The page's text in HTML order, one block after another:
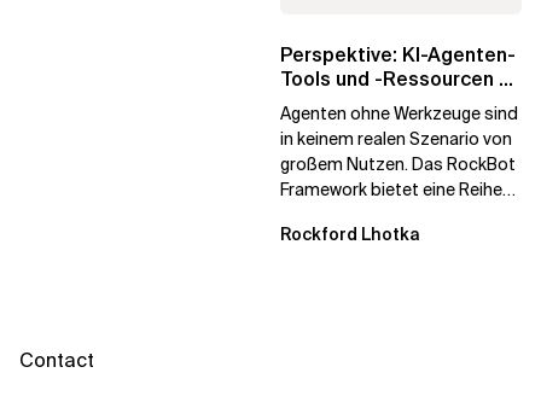
Perspektive: KI-Agenten-
Tools und -Ressourcen –
Ein Überblick für...
Agenten ohne Werkzeuge sind
in keinem realen Szenario von
großem Nutzen. Das RockBot
Framework bietet eine Reihe
beim Aufbau...
Rockford Lhotka
Contact